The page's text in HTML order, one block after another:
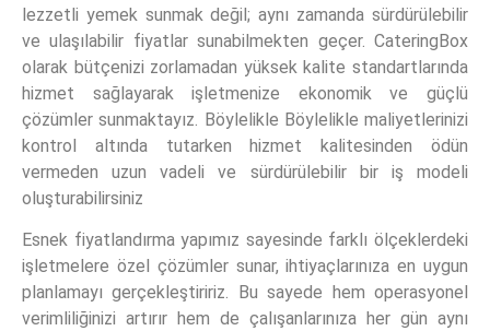
lezzetli yemek sunmak değil; aynı zamanda sürdürülebilir
ve ulaşılabilir fiyatlar sunabilmekten geçer. CateringBox
olarak bütçenizi zorlamadan yüksek kalite standartlarında
hizmet sağlayarak işletmenize ekonomik ve güçlü
çözümler sunmaktayız. Böylelikle Böylelikle maliyetlerinizi
kontrol altında tutarken hizmet kalitesinden ödün
vermeden uzun vadeli ve sürdürülebilir bir iş modeli
oluşturabilirsiniz
Esnek fiyatlandırma yapımız sayesinde farklı ölçeklerdeki
işletmelere özel çözümler sunar, ihtiyaçlarınıza en uygun
planlamayı gerçekleştiririz. Bu sayede hem operasyonel
verimliliğinizi artırır hem de çalışanlarınıza her gün aynı